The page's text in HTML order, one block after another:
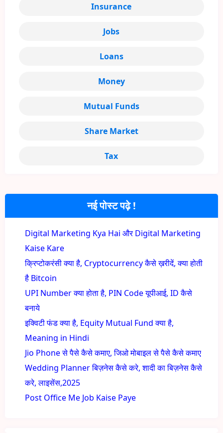
नई पोस्ट पढ़े !
Digital Marketing Kya Hai और Digital Marketing
Kaise Kare
क्रिप्टोकरंसी क्या है, Cryptocurrency कैसे ख़रीदें, क्या होती
है Bitcoin
UPI Number क्या होता है, PIN Code यूपीआई, ID कैसे
बनाये
इक्विटी फंड क्या है, Equity Mutual Fund क्या है,
Meaning in Hindi
Jio Phone से पैसे कैसे कमाए, जिओ मोबाइल से पैसे कैसे कमाए
Wedding Planner बिज़नेस कैसे करे, शादी का बिज़नेस कैसे
करे, लाइसेंस,2025
Post Office Me Job Kaise Paye
Insurance
Jobs
Loans
Money
Mutual Funds
Share Market
Tax